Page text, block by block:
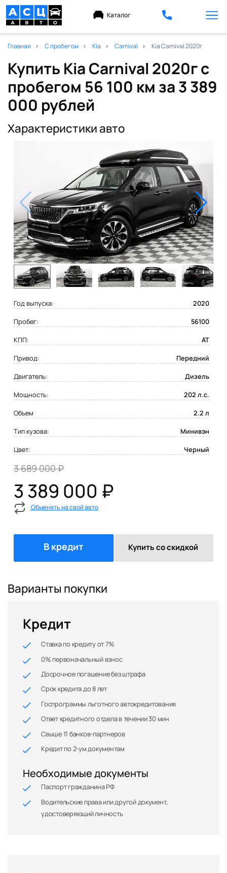
Каталог
Главная С пробегом Kia Carnival Kia Carnival 2020г
Купить Kia Carnival 2020г с
пробегом 56 100 км за 3 389
000 рублей
Характеристики авто
Год выпуска:
2020
Пробег:
56100
КПП:
AT
Привод:
Передний
Двигатель:
Дизель
Мощность:
202 л.с.
Объем
2.2 л
Тип кузова:
Минивэн
Цвет:
Черный
3 689 000 ₽
3 389 000 ₽
Обменять на свой авто
В кредит Купить со скидкой
Варианты покупки
Кредит
Ставка по кредиту от 7%
0% первоначальный взнос
Досрочное погашение без штрафа
Срок кредита до 8 лет
Госпрограммы льготного автокредитования
Ответ кредитного отдела в течении 30 мин
Свыше 11 банков-партнеров
Кредит по 2-ум документам
Необходимые документы
Паспорт гражданина РФ
Водительские права или другой документ,
удостоверяющий личность